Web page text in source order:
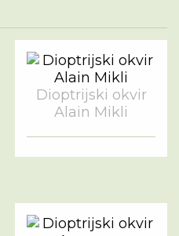
Dioptrijski okvir
Alain Mikli